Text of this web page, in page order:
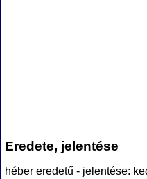
Eredete, jelentése
héber eredetű - jelentése: